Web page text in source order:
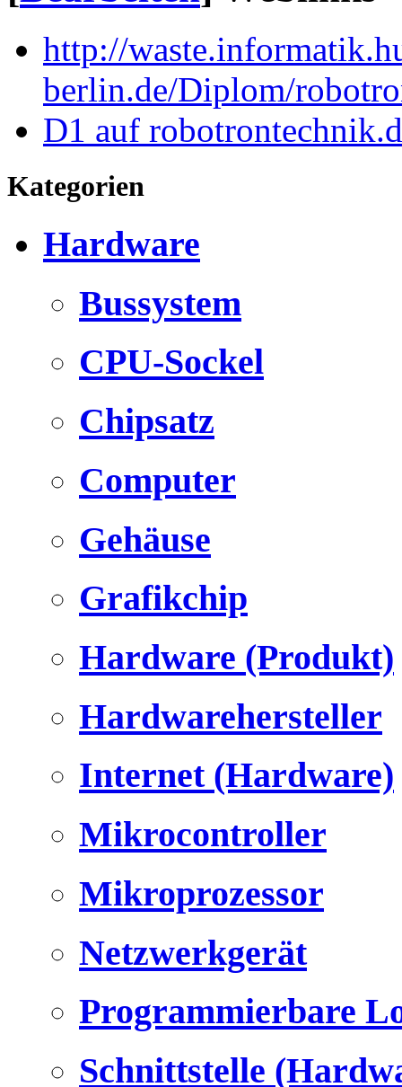
http://
berlin.de/Diplom/
D1 auf
Kategorien
Hardware
Bussystem
CPU-Sockel
Chipsatz
Computer
Gehäuse
Grafikchip
Hardware (Produkt)
Hardwarehersteller
Internet (Hardware)
Mikrocontroller
Mikroprozessor
Netzwerkgerät
Programmierbare
Schnittstelle